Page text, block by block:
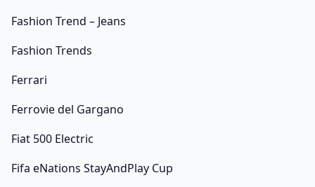
Fashion Trend – Jeans
Fashion Trends
Ferrari
Ferrovie del Gargano
Fiat 500 Electric
Fifa eNations StayAndPlay Cup